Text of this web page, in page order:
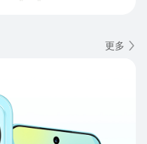
更多